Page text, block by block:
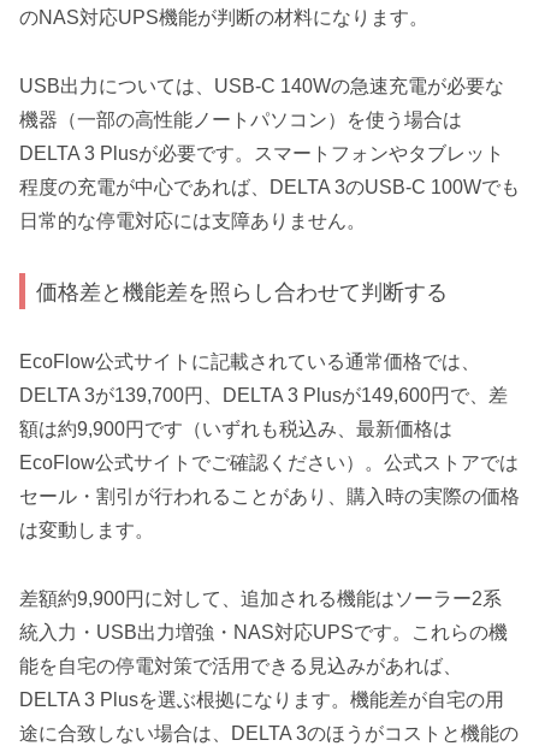
のNAS対応UPS機能が判断の材料になります。
USB出力については、USB-C 140Wの急速充電が必要な
機器（一部の高性能ノートパソコン）を使う場合は
DELTA 3 Plusが必要です。スマートフォンやタブレット
程度の充電が中心であれば、DELTA 3のUSB-C 100Wでも
日常的な停電対応には支障ありません。
価格差と機能差を照らし合わせて判断する
EcoFlow公式サイトに記載されている通常価格では、
DELTA 3が139,700円、DELTA 3 Plusが149,600円で、差
額は約9,900円です（いずれも税込み、最新価格は
EcoFlow公式サイトでご確認ください）。公式ストアでは
セール・割引が行われることがあり、購入時の実際の価格
は変動します。
差額約9,900円に対して、追加される機能はソーラー2系
統入力・USB出力増強・NAS対応UPSです。これらの機
能を自宅の停電対策で活用できる見込みがあれば、
DELTA 3 Plusを選ぶ根拠になります。機能差が自宅の用
途に合致しない場合は、DELTA 3のほうがコストと機能の